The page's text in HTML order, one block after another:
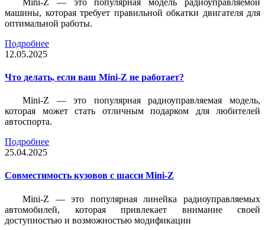
машины, которая требует правильной обкатки двигателя для
оптимальной работы.
Подробнее
12.05.2025
Что делать, если ваш Mini-Z не работает?
Mini-Z — это популярная радиоуправляемая модель,
которая может стать отличным подарком для любителей
автоспорта.
Подробнее
25.04.2025
Совместимость кузовов с шасси Mini-Z
Mini-Z — это популярная линейка радиоуправляемых
автомобилей, которая привлекает внимание своей
доступностью и возможностью модификации